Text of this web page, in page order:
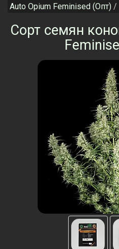
Auto Opium Feminised (Опт)
Сорт семян